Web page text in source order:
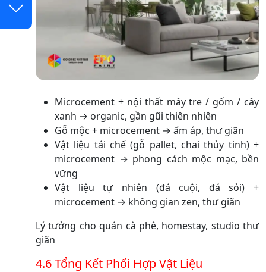
Microcement + nội thất mây tre / gốm / cây
xanh → organic, gần gũi thiên nhiên
Gỗ mộc + microcement → ấm áp, thư giãn
Vật liệu tái chế (gỗ pallet, chai thủy tinh) +
microcement → phong cách mộc mạc, bền
vững
Vật liệu tự nhiên (đá cuội, đá sỏi) +
microcement → không gian zen, thư giãn
Lý tưởng cho quán cà phê, homestay, studio thư
giãn
4.6 Tổng Kết Phối Hợp Vật Liệu